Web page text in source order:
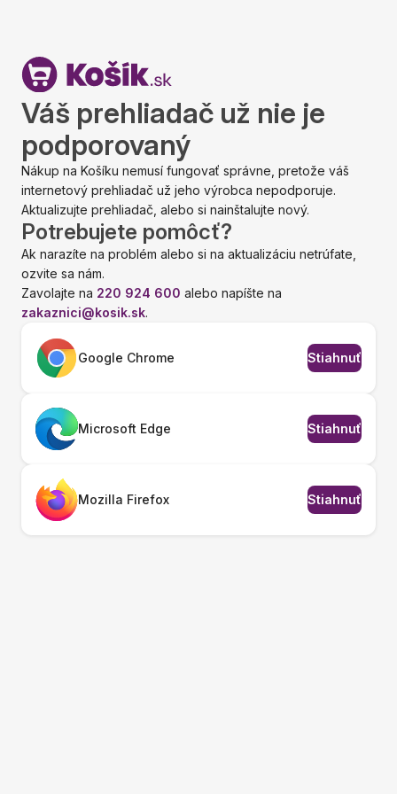
Váš prehliadač už nie je
podporovaný
Nákup na Košíku nemusí fungovať správne, pretože váš
internetový prehliadač už jeho výrobca nepodporuje.
Aktualizujte prehliadač, alebo si nainštalujte nový.
Potrebujete pomôcť?
Ak narazíte na problém alebo si na aktualizáciu netrúfate,
ozvite sa nám.
Zavolajte na 220 924 600 alebo napíšte na
zakaznici@kosik.sk.
Google Chrome Stiahnuť
Microsoft Edge Stiahnuť
Mozilla Firefox Stiahnuť